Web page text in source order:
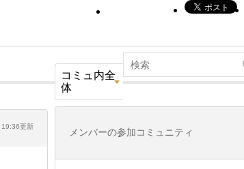
コミュ内全
体
更新
メンバーの参加コミュニティ